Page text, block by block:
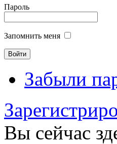
Пароль
Запомнить меня
Забыли
Вы сейчас